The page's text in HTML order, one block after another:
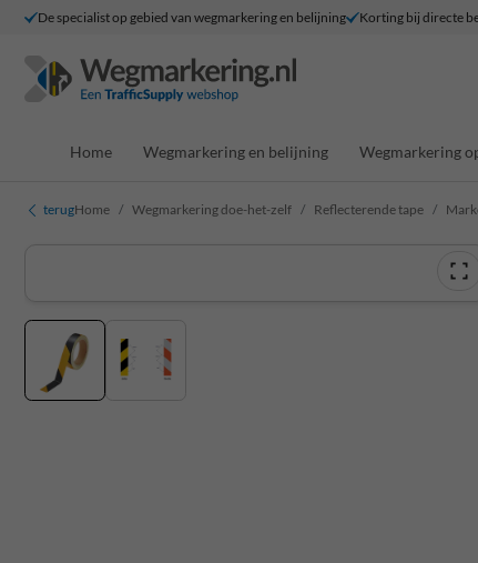
De specialist op gebied van wegmarkering en belijning Korting bij directe
Home Wegmarkering en belijning Wegmarkering
terugHome Wegmarkering doe-het-zelf Reflecterende tape